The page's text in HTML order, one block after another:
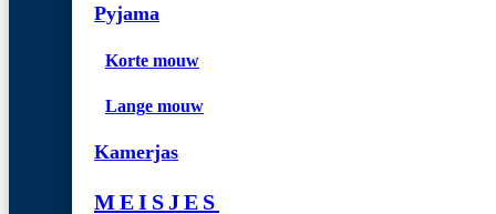
Pyjama
Korte mouw
Lange mouw
Kamerjas
MEISJES